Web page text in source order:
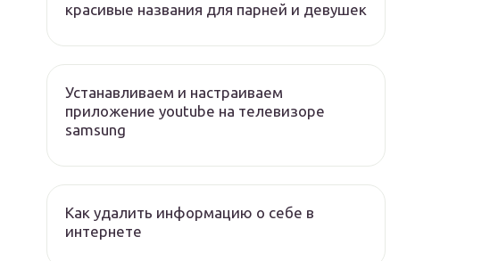
красивые названия для парней и девушек
Устанавливаем и настраиваем
приложение youtube на телевизоре
samsung
Как удалить информацию о себе в
интернете